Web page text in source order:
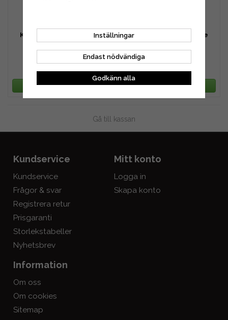
Kniv till vertikalskärare
47 kr 59 kr
LÄGG I VARUKORG
Kniv till vertikalskärare
47 kr 59 kr
LÄGG I VARUKORG
Gå till kassan
Kundservice
Kundservice
Frågor & svar
Registrera retur
Prisgaranti
Storlekstabeller
Nyhetsbrev
Mitt konto
Logga in
Skapa konto
Information
Om oss
Om cookies
Sitemap
Inställningar
Endast nödvändiga
Godkänn alla